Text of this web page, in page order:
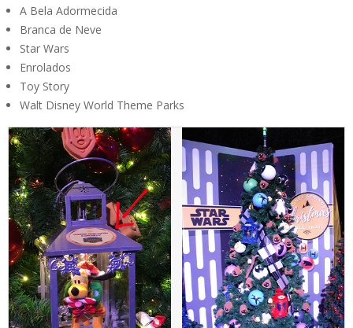
A Bela Adormecida
Branca de Neve
Star Wars
Enrolados
Toy Story
Walt Disney World Theme Parks